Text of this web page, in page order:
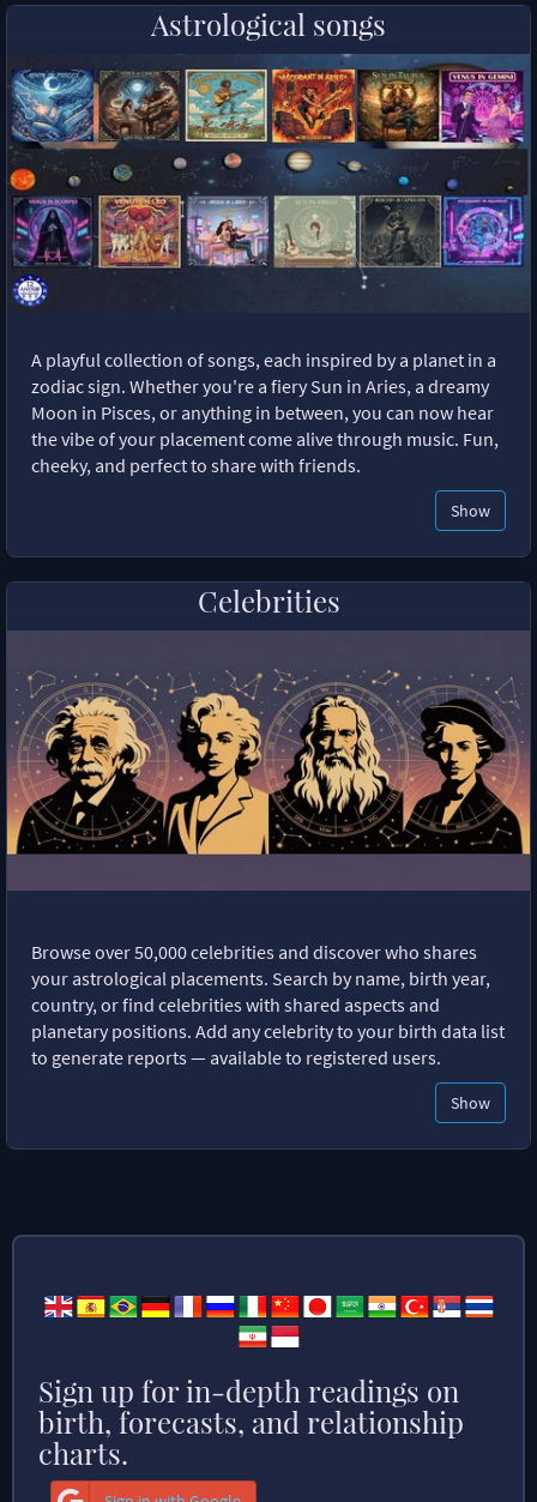
Astrological songs
A playful collection of songs, each inspired by a planet in a
zodiac sign. Whether you're a fiery Sun in Aries, a dreamy
Moon in Pisces, or anything in between, you can now hear
the vibe of your placement come alive through music. Fun,
cheeky, and perfect to share with friends.
Show
Celebrities
Browse over 50,000 celebrities and discover who shares
your astrological placements. Search by name, birth year,
country, or find celebrities with shared aspects and
planetary positions. Add any celebrity to your birth data list
to generate reports — available to registered users.
Show
Sign up for in-depth readings on
birth, forecasts, and relationship
charts.